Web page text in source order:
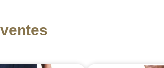
ventes